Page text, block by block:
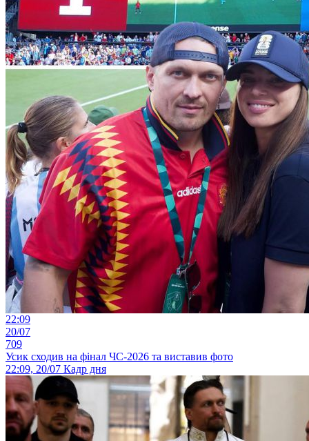
22:09
20/07
709
Усик сходив на фінал ЧС-2026 та виставив фото
22:09, 20/07 Кадр дня